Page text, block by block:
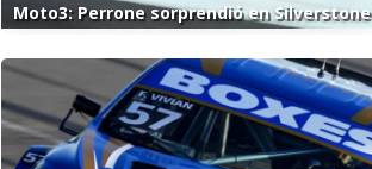
Moto3: Perrone sorprendió en Silverstone